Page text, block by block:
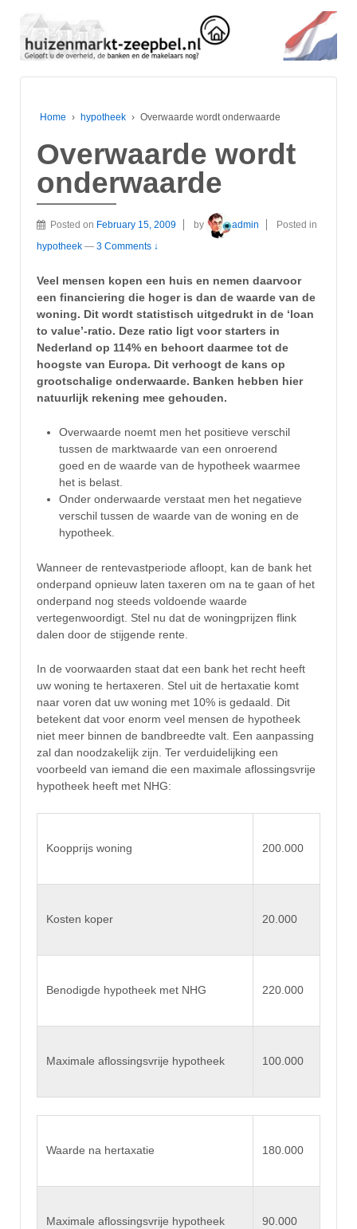
Home › hypotheek › Overwaarde wordt onderwaarde
Overwaarde wordt
onderwaarde
Posted on February 15, 2009 by admin
Posted in
hypotheek — 3 Comments ↓
Veel mensen kopen een huis en nemen daarvoor
een financiering die hoger is dan de waarde van de
woning. Dit wordt statistisch uitgedrukt in de ‘loan
to value’-ratio. Deze ratio ligt voor starters in
Nederland op 114% en behoort daarmee tot de
hoogste van Europa. Dit verhoogt de kans op
grootschalige onderwaarde. Banken hebben hier
natuurlijk rekening mee gehouden.
Overwaarde noemt men het positieve verschil
tussen de marktwaarde van een onroerend
goed en de waarde van de hypotheek waarmee
het is belast.
Onder onderwaarde verstaat men het negatieve
verschil tussen de waarde van de woning en de
hypotheek.
Wanneer de rentevastperiode afloopt, kan de bank het
onderpand opnieuw laten taxeren om na te gaan of het
onderpand nog steeds voldoende waarde
vertegenwoordigt. Stel nu dat de woningprijzen flink
dalen door de stijgende rente.
In de voorwaarden staat dat een bank het recht heeft
uw woning te hertaxeren. Stel uit de hertaxatie komt
naar voren dat uw woning met 10% is gedaald. Dit
betekent dat voor enorm veel mensen de hypotheek
niet meer binnen de bandbreedte valt. Een aanpassing
zal dan noodzakelijk zijn. Ter verduidelijking een
voorbeeld van iemand die een maximale aflossingsvrije
hypotheek heeft met NHG:
Koopprijs woning 200.000
Kosten koper 20.000
Benodigde hypotheek met NHG 220.000
Maximale aflossingsvrije hypotheek 100.000
Waarde na hertaxatie 180.000
Maximale aflossingsvrije hypotheek 90.000